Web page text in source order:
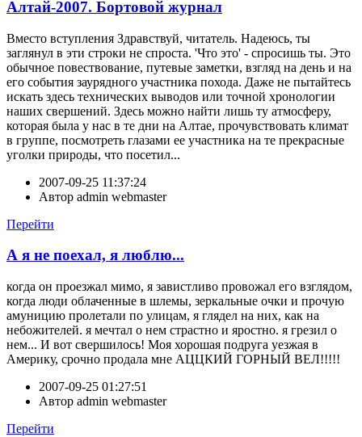
Алтай-2007. Бортовой журнал
Вместо вступления Здравствуй, читатель. Надеюсь, ты
заглянул в эти строки не спроста. 'Что это' - спросишь ты. Это
обычное повествование, путевые заметки, взгляд на день и на
его события заурядного участника похода. Даже не пытайтесь
искать здесь технических выводов или точной хронологии
наших свершений. Здесь можно найти лишь ту атмосферу,
которая была у нас в те дни на Алтае, прочувствовать климат
в группе, посмотреть глазами ее участника на те прекрасные
уголки природы, что посетил...
2007-09-25 11:37:24
Автор admin webmaster
Перейти
А я не поехал, я люблю...
когда он проезжал мимо, я завистливо провожал его взглядом,
когда люди облаченные в шлемы, зеркальные очки и прочую
амуницию пролетали по улицам, я глядел на них, как на
небожителей. я мечтал о нем страстно и яростно. я грезил о
нем... И вот свершилось! Моя хорошая подруга уезжая в
Америку, срочно продала мне АЦЦКИЙ ГОРНЫЙ ВЕЛ!!!!!
2007-09-25 01:27:51
Автор admin webmaster
Перейти